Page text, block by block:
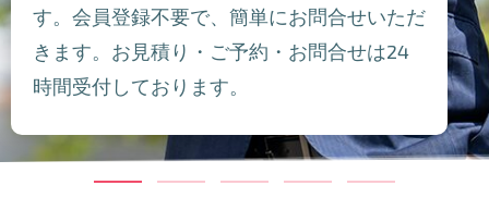
す。会員登録不要で、簡単にお問合せいただ
きます。お見積り・ご予約・お問合せは24
時間受付しております。